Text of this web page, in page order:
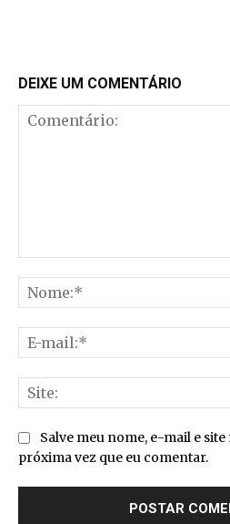
DEIXE UM COMENTÁRIO
Salve meu nome, e-mail e
próxima vez que eu comentar.